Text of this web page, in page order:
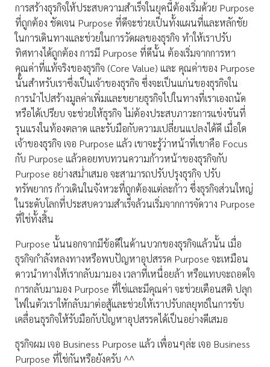
การสร้างธุรกิจให้ประสบความสำเร็จในยุคนี้ต้องเริ่มด้วย Purpose
ที่ถูกต้อง ชัดเจน Purpose ที่ดีจะช่วยเป็นทั้งแผนที่และหลักชัย
ในการเดินทางและช่วยในการวัดผลของธุรกิจ ทำให้เราปรับ
ทิศทางได้ถูกต้อง การมี Purpose ที่ดีนั้น ต้องเริ่มจากการหา
คุณค่าที่แท้จริงของธุรกิจ (Core Value) และ คุณค่าของ Purpose
นั้นสำหรับเราซึ่งเป็นเจ้าของธุรกิจ ซึ่งจะเป็นแก่นของธุรกิจใน
การนำไปสร้างมูลค่าเพิ่มและขยายธุรกิจไปในทางที่เราเองถนัด
หรือได้เปรียบ จะช่วยให้ธุรกิจ ไม่ต้องประสบภาวะการแข่งขันที่
รุนแรงในท้องตลาด และรับมือกับความเปลี่ยนแปลงได้ดี เมื่อใด
เจ้าของธุรกิจ เจอ Purpose แล้ว เขาจะรู้ว่าหน้าที่เขาคือ Focus
กับ Purpose แล้วคอยทบทวนความก้าวหน้าของธุรกิจกับ
Purpose อย่างสม่ำเสมอ จะสามารถปรับปรุงธุรกิจ ปรับ
ทรัพยากร ก้าวเดินในจังหวะที่ถูกต้องแต่ละก้าว ซึ่งธุรกิจส่วนใหญ่
ในระดับโลกที่ประสบความสำเร็จล้วนเริ่มจากการจัดวาง Purpose
ที่ใช่ทั้งสิ้น
Purpose นั้นนอกจากมีข้อดีในด้านบวกของธุรกิจแล้วนั้น เมื่อ
ธุรกิจกำลังหลงทางหรือพบปัญหาอุปสรรค Purpose จะเหมือน
ดาวนำทางให้เรากลับมามอง เวลาที่เหนื่อยล้า หรือแทบจะถอดใจ
การกลับมามอง Purpose ที่ใช่และมีคุณค่า จะช่วยเตือนสติ ปลุก
ไฟในตัวเราใหักลับมาต่อสู้และช่วยให้เราปรับกลยุทธ์ในการขับ
เคลื่อนธุรกิจให้รับมือกับปัญหาอุปสรรคได้เป็นอย่างดีเสมอ
ธุรกิจผม เจอ Business Purpose แล้ว เพื่อนๆล่ะ เจอ Business
Purpose ที่ใช่กันหรือยังครับ ^^